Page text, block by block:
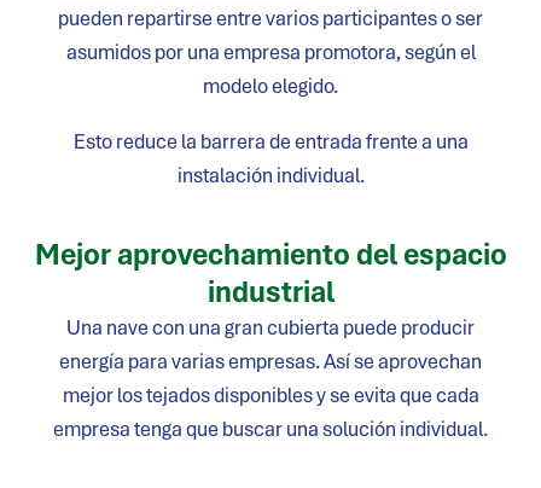
pueden repartirse entre varios participantes o ser
asumidos por una empresa promotora, según el
modelo elegido.
Esto reduce la barrera de entrada frente a una
instalación individual.
Mejor aprovechamiento del espacio
industrial
Una nave con una gran cubierta puede producir
energía para varias empresas. Así se aprovechan
mejor los tejados disponibles y se evita que cada
empresa tenga que buscar una solución individual.